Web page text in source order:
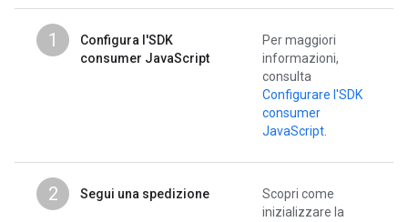
1
Configura l'SDK
consumer JavaScript
Per maggiori
informazioni,
consulta
Configurare l'SDK
consumer
JavaScript
2 Segui una spedizione
Scopri come
inizializzare la